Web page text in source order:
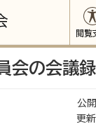
閲覧
会の会議録
公
更